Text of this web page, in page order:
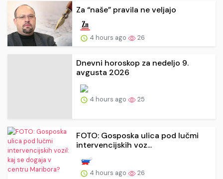
Za “naše” pravila ne veljajo
4 hours ago 26
Dnevni horoskop za nedeljo 9.
avgusta 2026
4 hours ago 25
FOTO: Gosposka ulica pod lučmi
intervencijskih voz...
4 hours ago 26